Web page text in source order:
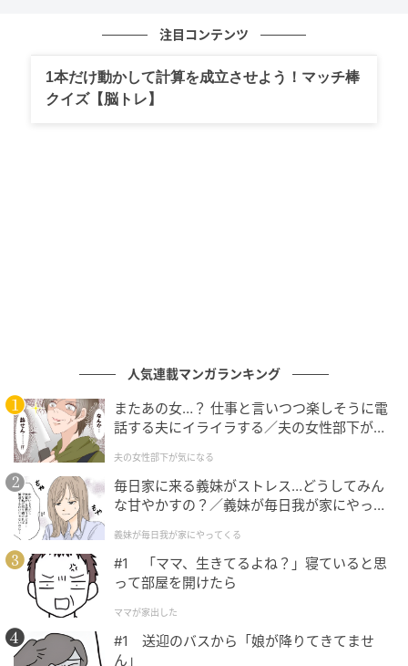
みんなが絶賛する人柄の秘密
次の記事
#1 お義姉さんたちくるって、私話したよ
ね？ ねぇ、それでも…
の記事をもっとみる
注目コンテンツ
1本だけ動かして計算を成立させよう！マッチ棒
クイズ【脳トレ】
人気連載マンガランキング
またあの女…？ 仕事と言いつつ楽しそうに電
話する夫にイライラする／夫の女性部下が気
夫の女性部下が気になる
毎日家に来る義妹がストレス…どうしてみん
な甘やかすの？／義妹が毎日我が家にやって
が】
義妹が毎日我が家にやってくる
#1 「ママ、生きてるよね？」寝ていると思
って部屋を開けたら
ママが家出した
#1 送迎のバスから「娘が降りてきてませ
ん」